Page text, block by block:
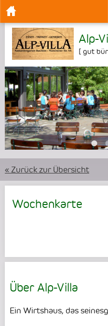
Alp-
[ gut
•
« Zurück zur Übersicht
Wochenkarte
Über Alp-Villa
Ein Wirtshaus, das